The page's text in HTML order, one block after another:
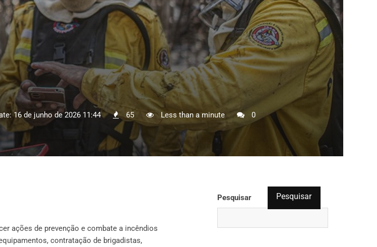
16 de junho de 2026 11:44 65 Less than a minute 0
ações de prevenção e combate a incêndios
contratação de brigadistas,
Pesquisar Pesquisar